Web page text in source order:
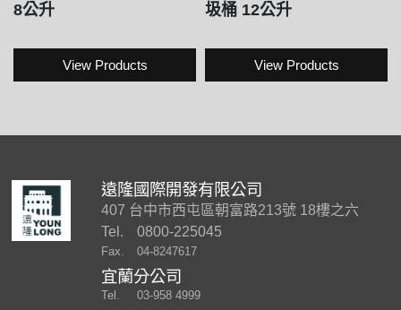
8公升
View Products
圾桶 12公升
View Products
遠隆國際開發有限公司
407 台中市西屯區朝富路213號 18樓之六
Tel.
0800-225045
Fax. 04-8247617
宜蘭分公司
Tel. 03-958 4999